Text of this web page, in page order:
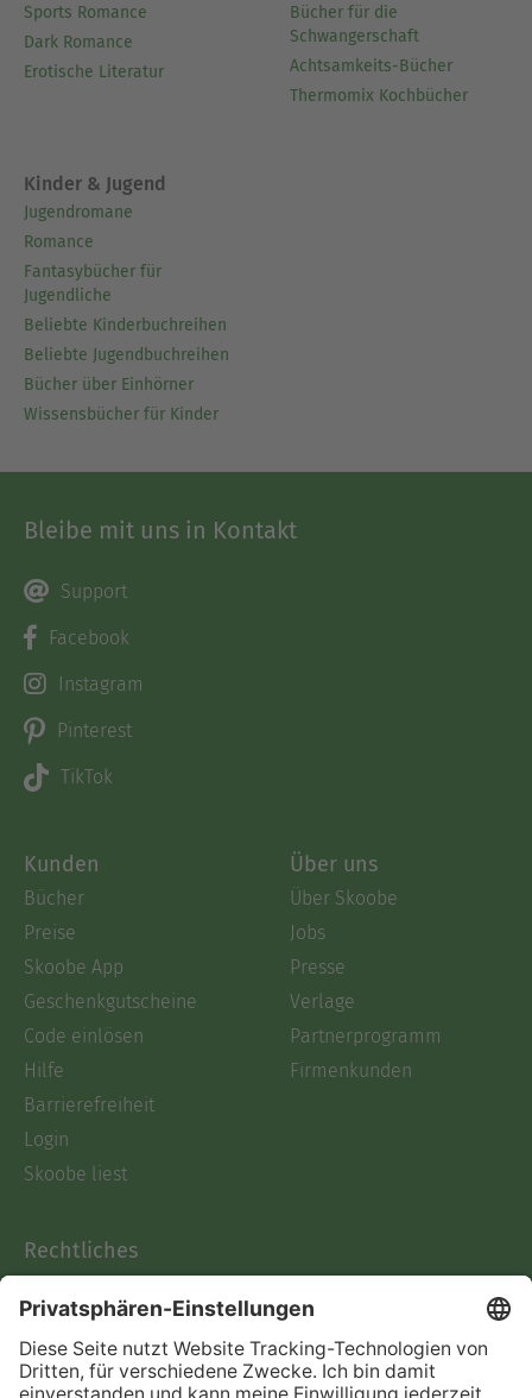
Sports Romance
Dark Romance
Erotische Literatur
Bücher für die
Schwangerschaft
Achtsamkeits-Bücher
Thermomix Kochbücher
Kinder & Jugend
Jugendromane
Romance
Fantasybücher für
Jugendliche
Beliebte Kinderbuchreihen
Beliebte Jugendbuchreihen
Bücher über Einhörner
Wissensbücher für Kinder
Bleibe mit uns in Kontakt
Support
Facebook
Instagram
Pinterest
TikTok
Kunden
Bücher
Preise
Skoobe App
Geschenkgutscheine
Code einlösen
Hilfe
Barrierefreiheit
Login
Skoobe liest
Über uns
Über Skoobe
Jobs
Presse
Verlage
Partnerprogramm
Firmenkunden
Rechtliches
AGB
Informationen nach Data
Act